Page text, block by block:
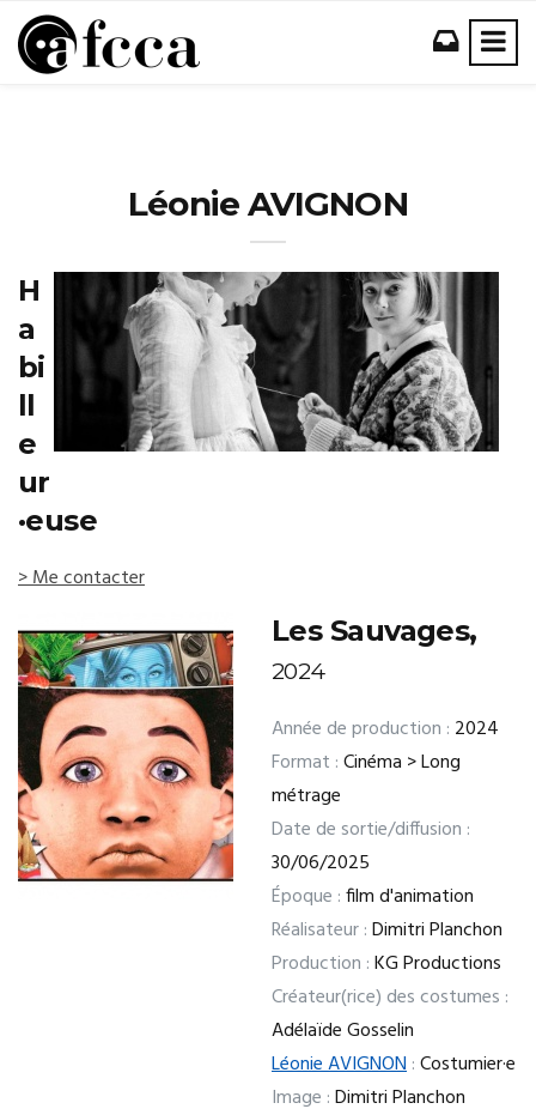
Léonie AVIGNON
H
a
bi
ll
e
ur
·euse
> Me contacter
Les Sauvages,
2024
Année de production : 2024
Format :Cinéma > Long
métrage
Date de sortie/diffusion :
30/06/2025
Époque :film d'animation
Réalisateur :Dimitri Planchon
Production :KG Productions
Créateur(rice) des costumes :
Adélaïde Gosselin
Léonie AVIGNON:Costumier·e
Image :Dimitri Planchon